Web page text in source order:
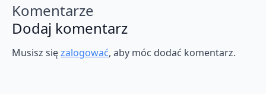
Komentarze
Dodaj komentarz
Musisz sięzalogować, aby móc dodać komentarz.